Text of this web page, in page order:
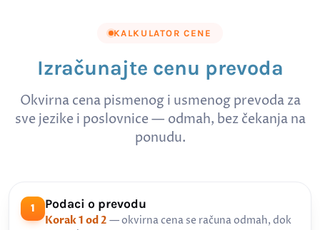
KALKULATOR CENE
Izračunajte cenu prevoda
Okvirna cena pismenog i usmenog prevoda za
sve jezike i poslovnice — odmah, bez čekanja na
ponudu.
1 Podaci o prevodu
Korak 1 od 2 — okvirna cena se računa odmah, dok